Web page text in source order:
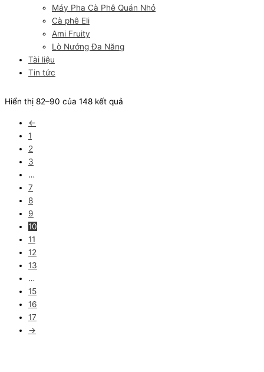
Máy Pha Cà Phê Quán Nhỏ
Cà phê Eli
Ami Fruity
Lò Nướng Đa Năng
Tài liệu
Tin tức
Hiển thị 82–90 của 148 kết quả
←
1
2
3
…
7
8
9
10
11
12
13
…
15
16
17
→